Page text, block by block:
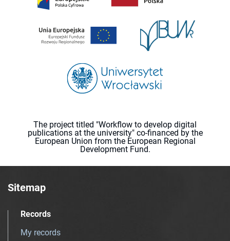
The project titled "Workflow to develop digital
publications at the university" co-financed by the
European Union from the European Regional
Development Fund.
Sitemap
Records
My records